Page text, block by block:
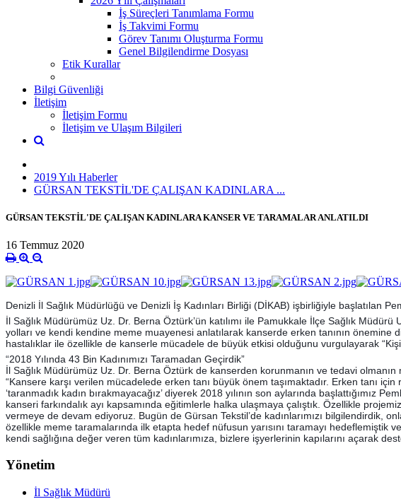
İş Süreçleri Tanımlama Formu
İş Takvimi Formu
Görev Tanımı Oluşturma Formu
Genel Bilgilendirme Dosyası
Etik Kurallar
Bilgi Güvenliği
İletişim
İletişim Formu
İletişim ve Ulaşım Bilgileri
2019 Yılı Haberler
GÜRSAN TEKSTİL'DE ÇALIŞAN KADINLARA ...
GÜRSAN TEKSTİL'DE ÇALIŞAN KADINLARA KANSER VE TARAMALAR ANLATILDI
16 Temmuz 2020
Denizli İl Sağlık Müdürlüğü ve Denizli İş Kadınları Birliği (DİKAB) işbirliğiyle başlatılan
İl Sağlık Müdürümüz Uz. Dr. Berna Öztürk’ün katılımı ile Pamukkale İlçe Sağlık
yolları ve kendi kendine meme muayenesi anlatılarak kanserde erken tanının önemine
hastalıklar ile özellikle de kanserle mücadele de büyük etkisi olduğunu vurgulayarak
“2018 Yılında 43 Bin Kadınımızı Taramadan Geçirdik”
İl Sağlık Müdürümüz Uz. Dr. Berna Öztürk de kanserden korunmanın ve tedavi
“Kansere karşı verilen mücadelede erken tanı büyük önem taşımaktadır. Erken tanı
‘taranmadık kadın bırakmayacağız’ diyerek 2018 yılının son aylarında
kanseri farkındalık ayı kapsamında eğitimlerle halka ulaşmaya çalıştık. Özellikle
vermeye de devam ediyoruz. Bugün de Gürsan Tekstil’de kadınlarımızı bilgilendirdik,
özellikle meme taramalarında ilk etapta hedef nüfusun yarısını taramayı hedeflemiştik
kendi sağlığına değer veren tüm kadınlarımıza, bizlere işyerlerinin kapılarını açarak
Yönetim
İl Sağlık Müdürü